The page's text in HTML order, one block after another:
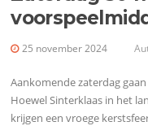
artikels
25 november 2024
Aankomende zaterdag
Hoewel Sinterklaas in het
krijgen een vroege